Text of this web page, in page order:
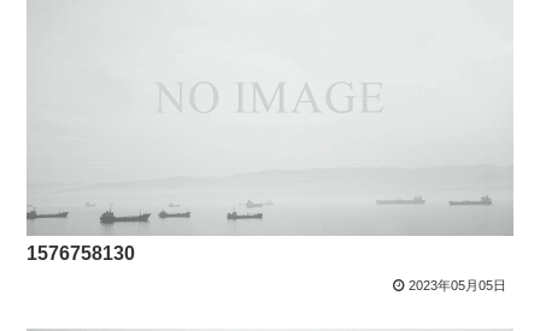
1576758130
2023年05月05日